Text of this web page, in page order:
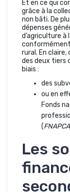
Et en ce qui
grâce à la
non bâti. De
dépenses
d’agriculture à
conformément
rural. En
des deux tiers
biais :
des
ou en
Fonds
(FNAPCA
Les